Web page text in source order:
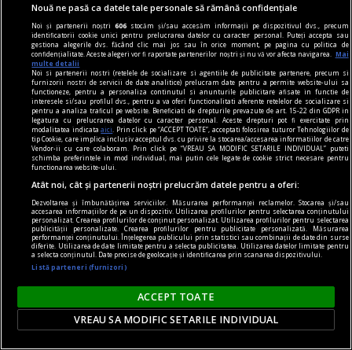
Sever VOINESCU
accent pe istorie
Lech Walesa, din istorie și din prezent
Stocul pare limitat, istoria continuă.
Mihaela SIMINA
Nouă ne pasă ca datele tale personale să rămână confidențiale
Noi și partenerii noștri606 stocăm și/sau accesăm informații pe dispozitivul dvs., precum
identificatorii cookie unici pentru prelucrarea datelor cu caracter personal. Puteți accepta sau
gestiona alegerile dvs. făcând clic mai jos sau în orice moment, pe pagina cu politica de
confidențialitate. Aceste alegeri vor fi raportate partenerilor noștri și nu vă vor afecta navigarea.
Mai
multe detalii
Noi si partenerii nostri (retelele de socializare si agentiile de publicitate partenere, precum si
furnizorii nostri de servicii de date analitice) prelucram date pentru a permite website-ului sa
functioneze, pentru a personaliza continutul si anunturile publicitare afisate in functie de
interesele si/sau profilul dvs., pentru a va oferi functionalitati aferente retelelor de socializare si
pentru a analiza traficul pe website. Beneficiati de drepturile prevazute de art. 15-22 din GDPR in
legatura cu prelucrarea datelor cu caracter personal. Aceste drepturi pot fi exercitate prin
modalitatea indicataaici
. Prin click pe “ACCEPT TOATE”, acceptati folosirea tuturor Tehnologiilor de
tip Cookie, care implica inclusiv acceptul dvs. cu privire la stocarea/accesarea informatiilor de catre
Vendor-ii cu care colaboram. Prin click pe “VREAU SA MODIFIC SETARILE INDIVIDUAL” puteti
schimba preferintele in mod individual, mai putin cele legate de cookie strict necesare pentru
functionarea website-ului.
Atât noi, cât și partenerii noștri prelucrăm datele pentru a oferi:
Dezvoltarea și îmbunătățirea serviciilor. Măsurarea performanței reclamelor. Stocarea și/sau
accesarea informațiilor de pe un dispozitiv. Utilizarea profilurilor pentru selectarea conținutului
personalizat. Crearea profilurilor de conținut personalizat. Utilizarea profilurilor pentru selectarea
publicității personalizate. Crearea profilurilor pentru publicitate personalizată. Măsurarea
performanței conținutului. Înțelegerea publicului prin statistici sau combinații de date din surse
diferite. Utilizarea de date limitate pentru a selecta publicitatea. Utilizarea datelor limitate pentru
a selecta conținutul. Date precise de geolocație și identificarea prin scanarea dispozitivului.
Listă parteneri (furnizori)
ACCEPT TOATE
VREAU SA MODIFIC SETARILE INDIVIDUAL